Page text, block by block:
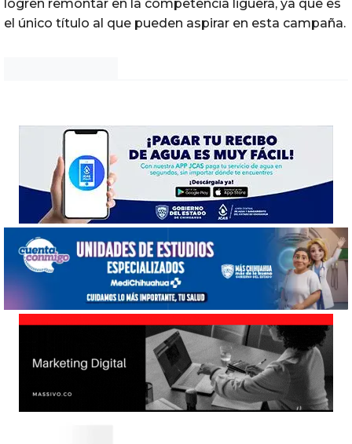
logren remontar en la competencia liguera, ya que es
el único título al que pueden aspirar en esta campaña.